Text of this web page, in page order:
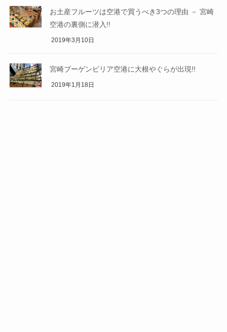
お土産フルーツは空港で買うべき3つの理由 － 宮崎
空港の裏側に潜入!!
2019年3月10日
宮崎ブーゲンビリア空港に大根やぐらが出現!!
2019年1月18日